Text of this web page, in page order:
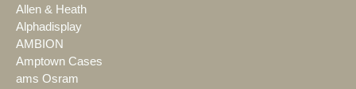
Allen & Heath
Alphadisplay
AMBION
Amptown Cases
ams Osram